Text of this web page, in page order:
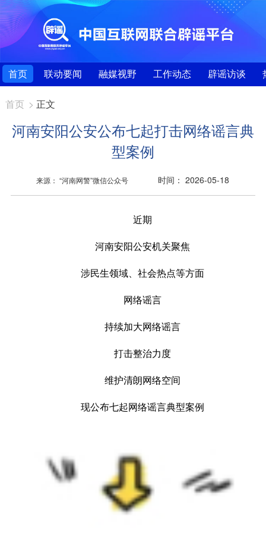
首页 联动要闻 融媒视野 工作动态 辟谣访谈
首页 > 正文
河南安阳公安公布七起打击网络谣言典
型案例
来源： “河南网警”微信公众号 时间： 2026-05-18
近期
河南安阳公安机关聚焦
涉民生领域、社会热点等方面
网络谣言
持续加大网络谣言
打击整治力度
维护清朗网络空间
现公布七起网络谣言典型案例